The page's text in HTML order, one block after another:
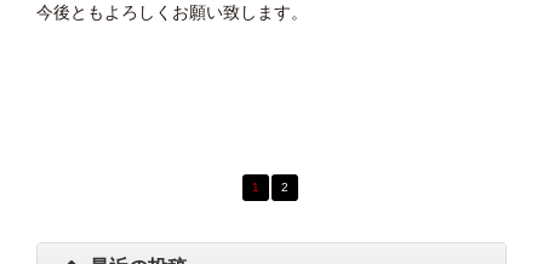
今後ともよろしくお願い致します。
1 2